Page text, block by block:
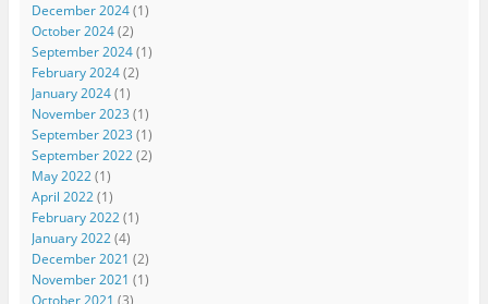
December 2024(1)
October 2024(2)
September 2024(1)
February 2024(2)
January 2024(1)
November 2023 (1)
September 2023 (1)
September 2022(2)
May 2022(1)
April 2022(1)
February 2022(1)
January 2022(4)
December 2021 (2)
November 2021 (1)
October 2021 (3)